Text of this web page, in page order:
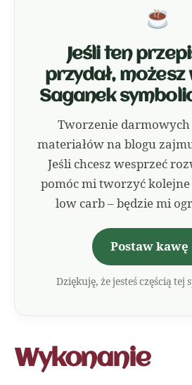
Jeśli ten
przydał, możesz
Saganek
Tworzenie
materiałów na blogu
Jeśli chcesz wesprzeć
pomóc mi tworzyć
low carb – będzie mi
Postaw kawę
Dziękuję, że jesteś częścią tej
Wykonanie